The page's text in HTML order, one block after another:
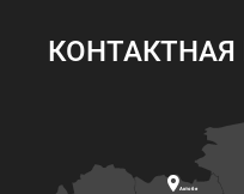
Актобе